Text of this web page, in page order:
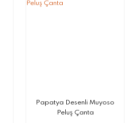
Papatya Desenli Muyoso
Peluş Çanta